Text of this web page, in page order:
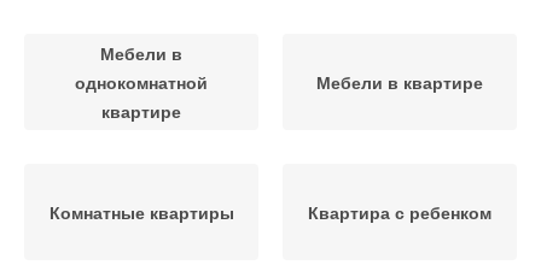
Мебели в
однокомнатной
квартире
Мебели в квартире
Комнатные квартиры Квартира с ребенком